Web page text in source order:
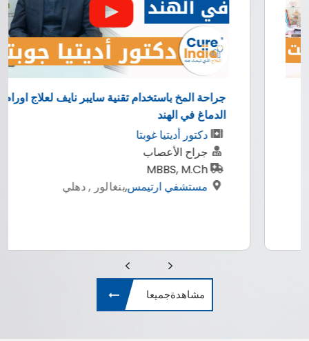
جراحة المخ باستخدام تقنية سايبر نايف لعلاج اورام
الدماغ في الهند
دكتور أديتيا غوبتا
جراح الأعصاب
MBBS, M.Ch
مستشفي ارتيمس,بنغالور , دهلي
مشاهدةجميعا